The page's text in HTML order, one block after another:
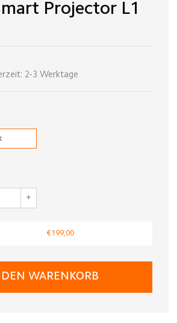
Projector L1
2-3 Werktage
+
€199,00
WARENKORB